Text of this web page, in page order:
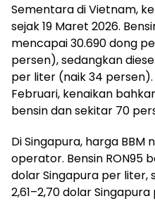
Sementara di Vietnam,
sejak 19 Maret 2026.
mencapai 30.690 dong
persen), sedangkan
per liter (naik 34
Februari, kenaikan
bensin dan sekitar 70
Di Singapura, harga
operator. Bensin RON95
dolar Singapura per liter,
2,61–2,70 dolar